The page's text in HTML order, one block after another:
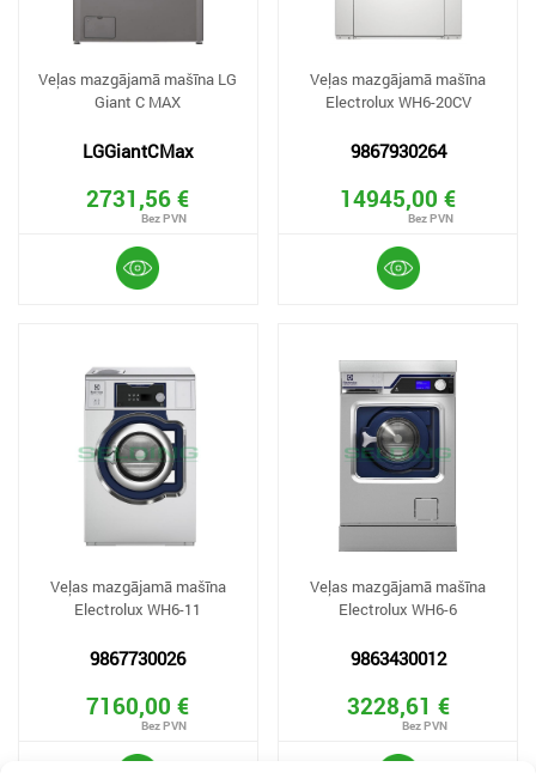
Veļas mazgājamā mašīna LG
Giant C MAX
LGGiantCMax
2731,56 €
Veļas mazgājamā mašīna
Electrolux WH6-20CV
9867930264
14945,00 €
Veļas mazgājamā mašīna
Electrolux WH6-11
9867730026
7160,00 €
Veļas mazgājamā mašīna
Electrolux WH6-6
9863430012
3228,61 €